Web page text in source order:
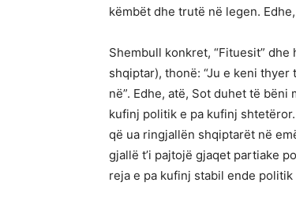
këmbët dhe trutë në legen.
Shembull konkret, “Fituesit”
shqiptar), thonë: “Ju e keni
në”. Edhe, atë, Sot duhet të bëni
kufinj politik e pa kufinj
që ua ringjallën shqiptarët në
gjallë t’i pajtojë gjaqet partiake
reja e pa kufinj stabil ende